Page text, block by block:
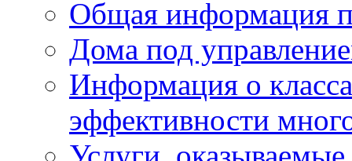
Общая информация
Дома под
Информация о
эффективности